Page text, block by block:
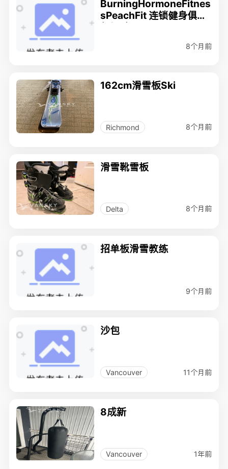
BurningHormoneFitnes
sPeachFit 连锁健身俱乐
8个月前
162cm滑雪板Ski
Richmond 8个月前
滑雪靴雪板
Delta 8个月前
招单板滑雪教练
9个月前
沙包
Vancouver 11个月前
8成新
Vancouver 1年前